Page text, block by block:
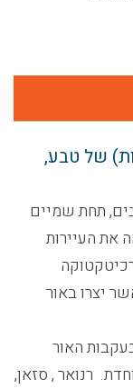
– 5 ימים (4 לילות) של טבע,
תחת שמיים
את העיירות
יצרו באור
האור
רנואר , סזאן,